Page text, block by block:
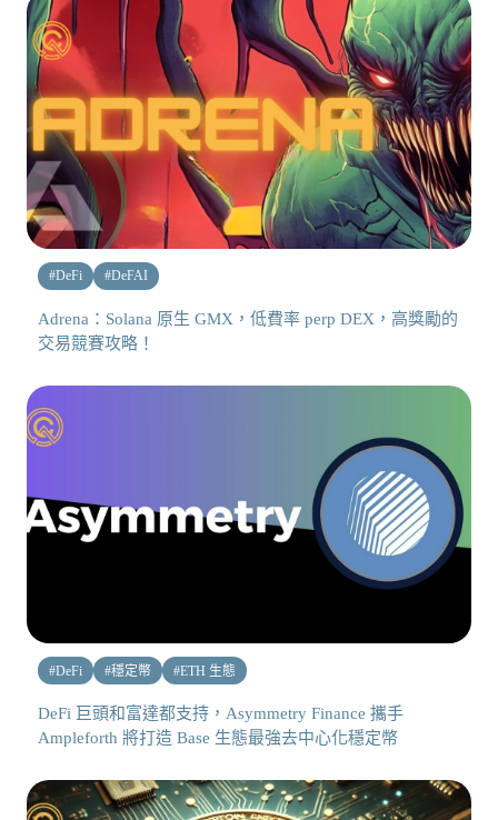
#DeFi #DeFAI
Adrena：Solana 原生 GMX，低費率 perp DEX，高獎勵的
交易競賽攻略！
#DeFi #穩定幣 #ETH 生態
DeFi 巨頭和富達都支持，Asymmetry Finance 攜手
Ampleforth 將打造 Base 生態最強去中心化穩定幣